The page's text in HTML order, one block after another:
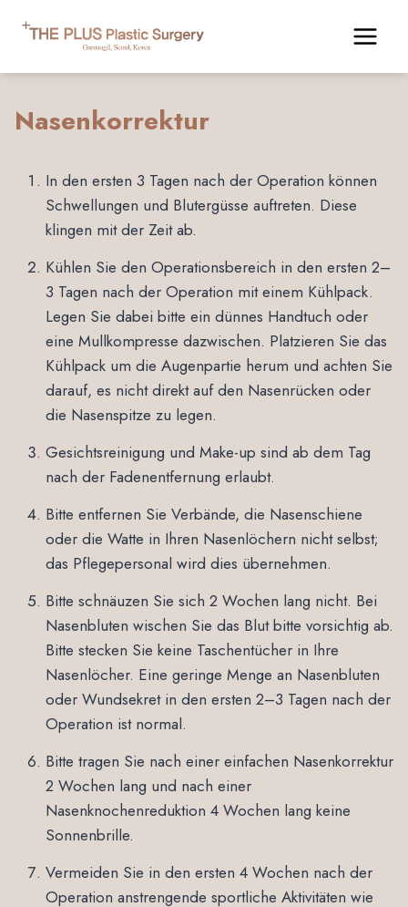
Inhalt
Nasenkorrektur
In den ersten 3 Tagen nach der Operation können
Schwellungen und Blutergüsse auftreten. Diese
klingen mit der Zeit ab.
Kühlen Sie den Operationsbereich in den ersten 2–
3 Tagen nach der Operation mit einem Kühlpack.
Legen Sie dabei bitte ein dünnes Handtuch oder
eine Mullkompresse dazwischen. Platzieren Sie das
Kühlpack um die Augenpartie herum und achten Sie
darauf, es nicht direkt auf den Nasenrücken oder
die Nasenspitze zu legen.
Gesichtsreinigung und Make-up sind ab dem Tag
nach der Fadenentfernung erlaubt.
Bitte entfernen Sie Verbände, die Nasenschiene
oder die Watte in Ihren Nasenlöchern nicht selbst;
das Pflegepersonal wird dies übernehmen.
Bitte schnäuzen Sie sich 2 Wochen lang nicht. Bei
Nasenbluten wischen Sie das Blut bitte vorsichtig ab.
Bitte stecken Sie keine Taschentücher in Ihre
Nasenlöcher. Eine geringe Menge an Nasenbluten
oder Wundsekret in den ersten 2–3 Tagen nach der
Operation ist normal.
Bitte tragen Sie nach einer einfachen Nasenkorrektur
2 Wochen lang und nach einer
Nasenknochenreduktion 4 Wochen lang keine
Sonnenbrille.
Vermeiden Sie in den ersten 4 Wochen nach der
Operation anstrengende sportliche Aktivitäten wie